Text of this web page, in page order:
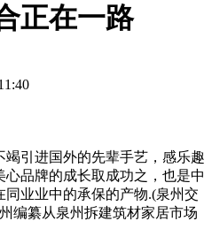
正在一路
引进国外的先辈手艺，感乐趣
品牌的成长取成功之，也是中
业业中的承保的产物.(泉州交
编纂从泉州拆建筑材家居市场